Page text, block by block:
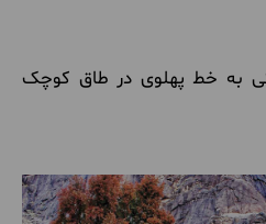
به خط پهلوی در طاق کوچک